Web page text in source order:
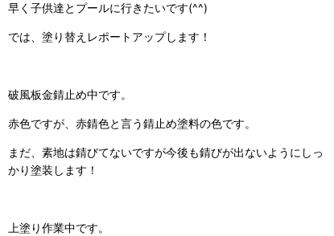
早く子供達とプールに行きたいです(^^)
では、塗り替えレポートアップします！
破風板金錆止め中です。
赤色ですが、赤錆色と言う錆止め塗料の色です。
まだ、素地は錆びてないですが今後も錆びが出ないようにしっ
かり塗装します！
上塗り作業中です。